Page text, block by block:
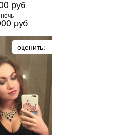
руб
ночь
руб
оценить: